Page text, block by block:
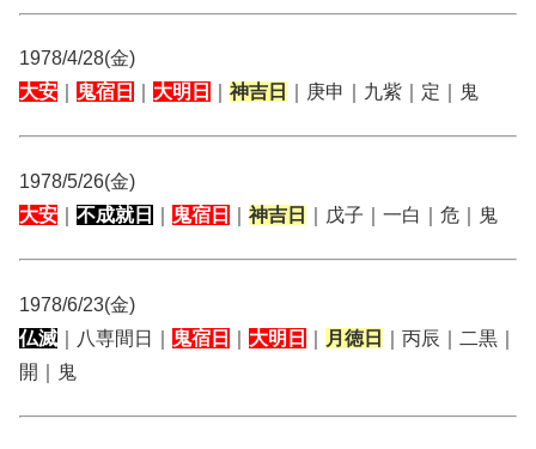
1978/4/28(金)
大安
鬼宿日 大明日 神吉日 ｜庚申｜九紫｜定｜鬼
1978/5/26(金)
大安
不成就日 鬼宿日 神吉日 ｜戊子｜一白｜危｜鬼
1978/6/23(金)
仏滅 ｜八専間日｜ 鬼宿日 大明日 月徳日
｜丙辰｜二黒｜
開｜鬼